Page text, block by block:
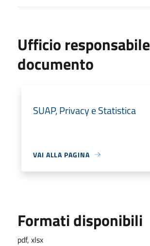
Ufficio
documento
SUAP, Privacy e Statistica
VAI ALLA PAGINA
Formati disponibili
pdf, xlsx